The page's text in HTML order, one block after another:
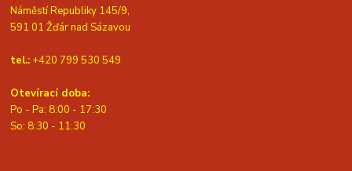
Náměstí Republiky 145/9,
591 01 Žďár nad Sázavou
tel.: +420 799 530 549
Otevírací doba:
Po - Pa: 8:00 - 17:30
So: 8:30 - 11:30